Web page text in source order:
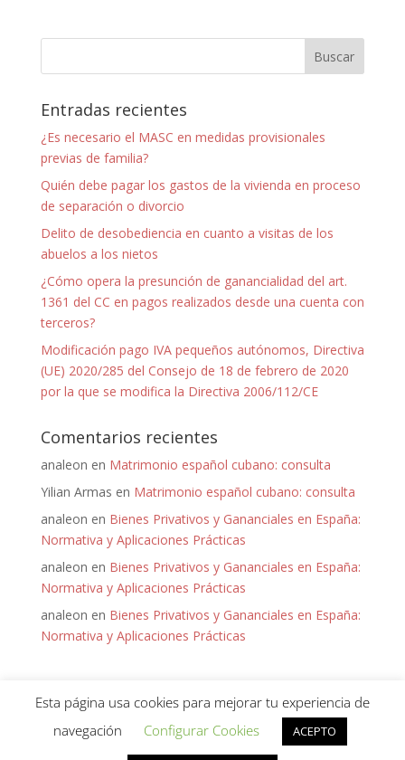
Entradas recientes
¿Es necesario el MASC en medidas provisionales
previas de familia?
Quién debe pagar los gastos de la vivienda en proceso
de separación o divorcio
Delito de desobediencia en cuanto a visitas de los
abuelos a los nietos
¿Cómo opera la presunción de ganancialidad del art.
1361 del CC en pagos realizados desde una cuenta con
terceros?
Modificación pago IVA pequeños autónomos, Directiva
(UE) 2020/285 del Consejo de 18 de febrero de 2020
por la que se modifica la Directiva 2006/112/CE
Comentarios recientes
analeon en Matrimonio español cubano: consulta
Yilian Armas en Matrimonio español cubano: consulta
analeon en Bienes Privativos y Gananciales en España:
Normativa y Aplicaciones Prácticas
analeon en Bienes Privativos y Gananciales en España:
Normativa y Aplicaciones Prácticas
analeon en Bienes Privativos y Gananciales en España:
Normativa y Aplicaciones Prácticas
Diseñado porKeep it Virtualpara Ana León - 2020 -
Esta página usa cookies para mejorar tu experiencia de
navegación
Configurar Cookies ACEPTO